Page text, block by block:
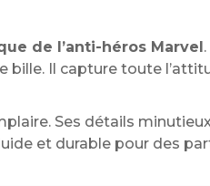
de l’anti-héros Marvel
bille. Il capture toute
Ses détails
et durable pour des